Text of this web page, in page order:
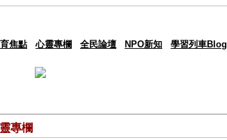
焦點 心靈專欄 全民論壇 NPO新知 學習列車Blog
專欄